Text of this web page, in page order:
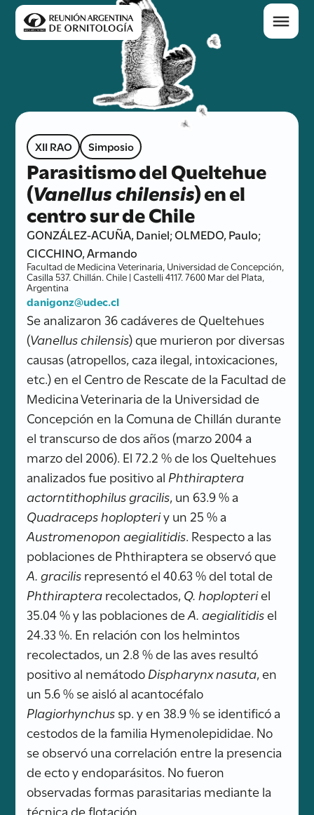
XII RAO Simposio
Parasitismo del Queltehue
(Vanellus chilensis) en el
centro sur de Chile
GONZÁLEZ-ACUÑA, Daniel; OLMEDO, Paulo;
CICCHINO, Armando
Facultad de Medicina Veterinaria, Universidad de Concepción,
Casilla 537. Chillán. Chile | Castelli 4117. 7600 Mar del Plata,
Argentina
danigonz@udec.cl
Se analizaron 36 cadáveres de Queltehues
(Vanellus chilensis) que murieron por diversas
causas (atropellos, caza ilegal, intoxicaciones,
etc.) en el Centro de Rescate de la Facultad de
Medicina Veterinaria de la Universidad de
Concepción en la Comuna de Chillán durante
el transcurso de dos años (marzo 2004 a
marzo del 2006). El 72.2 % de los Queltehues
analizados fue positivo al Phthiraptera
actorntithophilus gracilis, un 63.9 % a
Quadraceps hoplopteriy un 25 % a
Austromenopon aegialitidis. Respecto a las
poblaciones de Phthiraptera se observó que
A. gracilisrepresentó el 40.63 % del total de
Phthirapterarecolectados,Q. hoplopteriel
35.04 % y las poblaciones deA. aegialitidisel
24.33 %. En relación con los helmintos
recolectados, un 2.8 % de las aves resultó
positivo al nemátodoDispharynx nasuta, en
un 5.6 % se aisló al acantocéfalo
Plagiorhynchussp. y en 38.9 % se identificó a
cestodos de la familia Hymenolepididae. No
se observó una correlación entre la presencia
de ecto y endoparásitos. No fueron
observadas formas parasitarias mediante la
técnica de flotación.